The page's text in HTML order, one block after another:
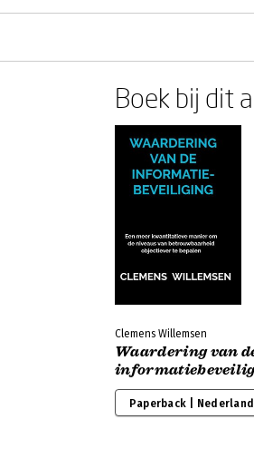
Boek bij dit
Clemens Willemsen
Waardering van
Paperback |